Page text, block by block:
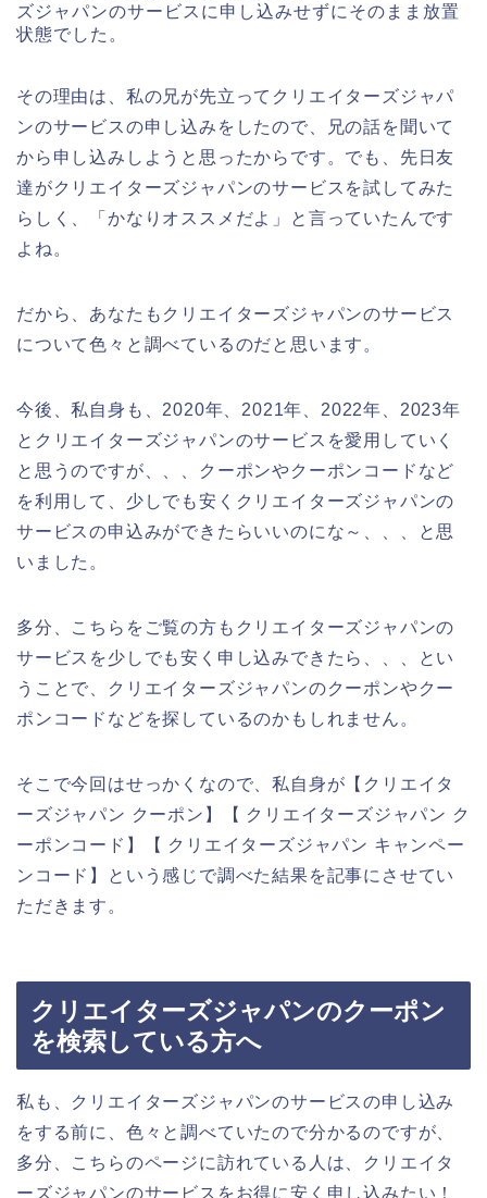
ズジャパンのサービスに申し込みせずにそのまま放置
状態でした。
その理由は、私の兄が先立ってクリエイターズジャパ
ンのサービスの申し込みをしたので、兄の話を聞いて
から申し込みしようと思ったからです。でも、先日友
達がクリエイターズジャパンのサービスを試してみた
らしく、「かなりオススメだよ」と言っていたんです
よね。
だから、あなたもクリエイターズジャパンのサービス
について色々と調べているのだと思います。
今後、私自身も、2020年、2021年、2022年、2023年
とクリエイターズジャパンのサービスを愛用していく
と思うのですが、、、クーポンやクーポンコードなど
を利用して、少しでも安くクリエイターズジャパンの
サービスの申込みができたらいいのにな～、、、と思
いました。
多分、こちらをご覧の方もクリエイターズジャパンの
サービスを少しでも安く申し込みできたら、、、とい
うことで、クリエイターズジャパンのクーポンやクー
ポンコードなどを探しているのかもしれません。
そこで今回はせっかくなので、私自身が【クリエイタ
ーズジャパン クーポン】【 クリエイターズジャパン ク
ーポンコード】【 クリエイターズジャパン キャンペー
ンコード】という感じで調べた結果を記事にさせてい
ただきます。
クリエイターズジャパンのクーポン
を検索している方へ
私も、クリエイターズジャパンのサービスの申し込み
をする前に、色々と調べていたので分かるのですが、
多分、こちらのページに訪れている人は、クリエイタ
ーズジャパンのサービスをお得に安く申し込みたい！